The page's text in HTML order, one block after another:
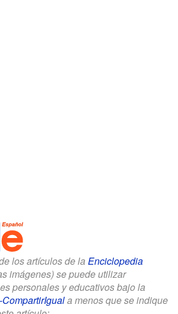
los artículos de la Enciclopedia
imágenes) se puede utilizar
personales y educativos bajo la
a menos que se indique